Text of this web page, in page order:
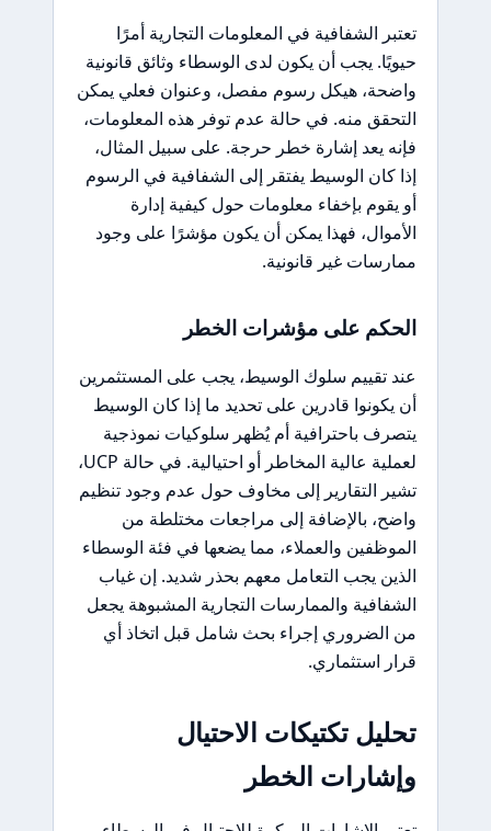
تعتبر الشفافية في المعلومات التجارية أمرًا
حيويًا. يجب أن يكون لدى الوسطاء وثائق قانونية
واضحة، هيكل رسوم مفصل، وعنوان فعلي يمكن
التحقق منه. في حالة عدم توفر هذه المعلومات،
فإنه يعد إشارة خطر حرجة. على سبيل المثال،
إذا كان الوسيط يفتقر إلى الشفافية في الرسوم
أو يقوم بإخفاء معلومات حول كيفية إدارة
الأموال، فهذا يمكن أن يكون مؤشرًا على وجود
ممارسات غير قانونية.
الحكم على مؤشرات الخطر
عند تقييم سلوك الوسيط، يجب على المستثمرين
أن يكونوا قادرين على تحديد ما إذا كان الوسيط
يتصرف باحترافية أم يُظهر سلوكيات نموذجية
لعملية عالية المخاطر أو احتيالية. في حالة UCP،
تشير التقارير إلى مخاوف حول عدم وجود تنظيم
واضح، بالإضافة إلى مراجعات مختلطة من
الموظفين والعملاء، مما يضعها في فئة الوسطاء
الذين يجب التعامل معهم بحذر شديد. إن غياب
الشفافية والممارسات التجارية المشبوهة يجعل
من الضروري إجراء بحث شامل قبل اتخاذ أي
قرار استثماري.
تحليل تكتيكات الاحتيال
وإشارات الخطر